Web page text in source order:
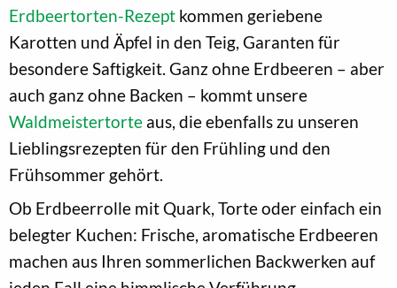
Erdbeertorten-Rezept kommen geriebene
Karotten und Äpfel in den Teig, Garanten für
besondere Saftigkeit. Ganz ohne Erdbeeren – aber
auch ganz ohne Backen – kommt unsere
Waldmeistertorte aus, die ebenfalls zu unseren
Lieblingsrezepten für den Frühling und den
Frühsommer gehört.
Ob Erdbeerrolle mit Quark, Torte oder einfach ein
belegter Kuchen: Frische, aromatische Erdbeeren
machen aus Ihren sommerlichen Backwerken auf